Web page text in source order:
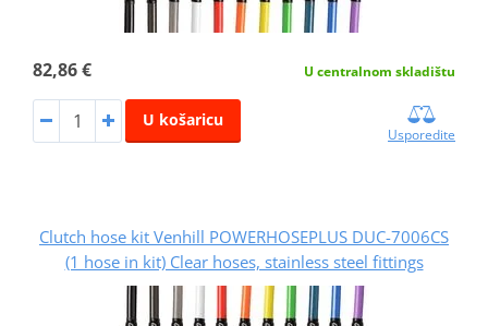
82,86 € U centralnom skladištu
U košaricu
Usporedite
Clutch hose kit Venhill POWERHOSEPLUS DUC-7006CS
(1 hose in kit) Clear hoses, stainless steel fittings